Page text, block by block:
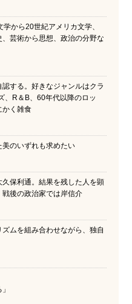
から20世紀アメリカ文学、
芸術から思想、政治の分野な
認する。好きなジャンルはクラ
、R＆B、60年代以降のロッ
かく雑食
のいずれも求めたい
保利通。結果を残した人を顕
後の政治家では岸信介
ムを組み合わせながら、独自